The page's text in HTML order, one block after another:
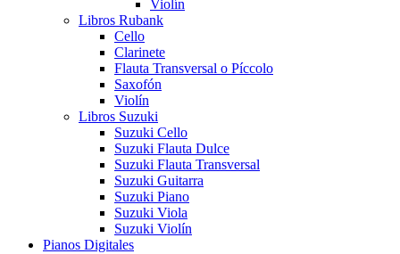
Violín
Libros Rubank
Cello
Clarinete
Flauta Transversal o Píccolo
Saxofón
Violín
Libros Suzuki
Suzuki Cello
Suzuki Flauta Dulce
Suzuki Flauta Transversal
Suzuki Guitarra
Suzuki Piano
Suzuki Viola
Suzuki Violín
Pianos Digitales